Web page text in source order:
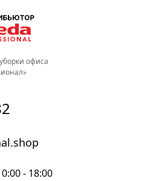
офиса
- 18:00